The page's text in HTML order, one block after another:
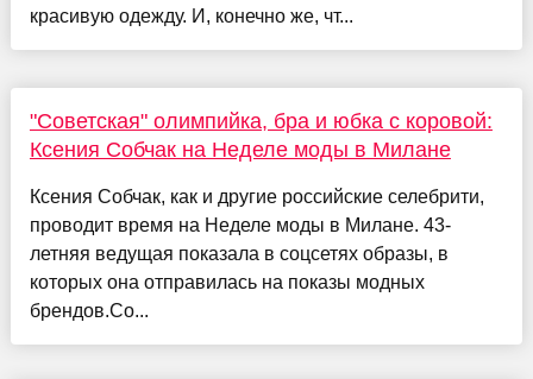
красивую одежду. И, конечно же, чт...
"Советская" олимпийка, бра и юбка с коровой:
Ксения Собчак на Неделе моды в Милане
Ксения Собчак, как и другие российские селебрити,
проводит время на Неделе моды в Милане. 43-
летняя ведущая показала в соцсетях образы, в
которых она отправилась на показы модных
брендов.Со...